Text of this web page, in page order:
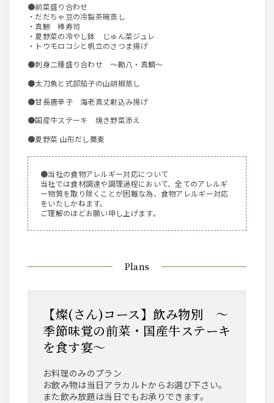
●前菜盛り合わせ
・だだちゃ豆の冷製茶碗蒸し
・真鯵 棒寿司
・夏野菜の冷やし鉢 じゅん菜ジュレ
・トウモロコシと帆立のさつま揚げ
●刺身二種盛り合わせ ～勘八・真鯛～
●太刀魚と式部茄子の山胡椒蒸し
●甘長唐辛子 海老真丈射込み揚げ
●国産牛ステーキ 焼き野菜添え
●夏野菜 山形だし蕎麦
●当社の食物アレルギー対応について
当社では食材調達や調理過程において、全てのアレルギ
ー物質を取り除くことが困難な為、食物アレルギー対応
をいたしかねます。
ご理解のほどお願い申し上げます。
Plans
【燦(さん)コース】飲み物別 ～
季節味覚の前菜・国産牛ステーキ
を食す宴～
お料理のみのプラン
お飲み物は当日アラカルトからお選び下さい。
また飲み放題は当日でもお承りできます。